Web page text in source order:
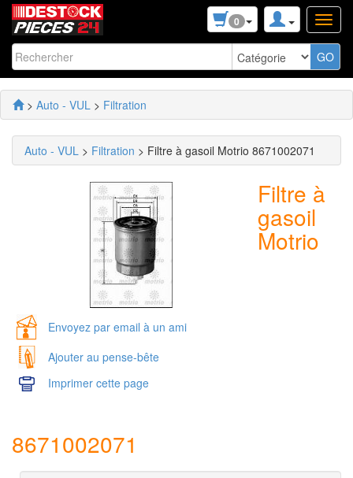
0
> Auto - VUL > Filtration
Auto - VUL > Filtration > Filtre à gasoil Motrio 8671002071
Envoyez par email à un ami
Ajouter au pense-bête
Imprimer cette page
Filtre à
gasoil
Motrio
8671002071